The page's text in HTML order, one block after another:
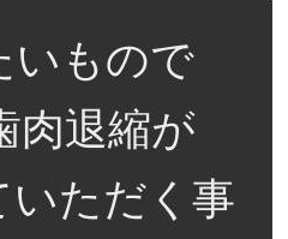
いもので
肉退縮が
いただく事